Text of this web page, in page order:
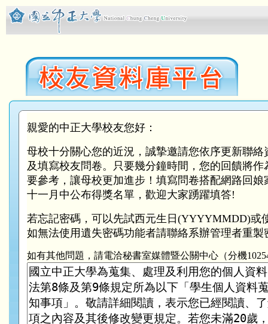
親愛的中正大學校友您好：
母校十分關心您的近況，誠摯邀請您依序更新聯
及填寫校友問卷。只要幾分鐘時間，您的回饋將
要參考，讓母校更加進步！填寫問卷搭配網路回
十一月中公布得獎名單，歡迎大家踴躍填答!
若忘記密碼，可以先試西元生日(YYYYMMDD)或
如無法使用遺失密碼功能者請聯絡系辦管理者重製
如有其他問題，請電洽秘書室媒體暨公關中心（分機